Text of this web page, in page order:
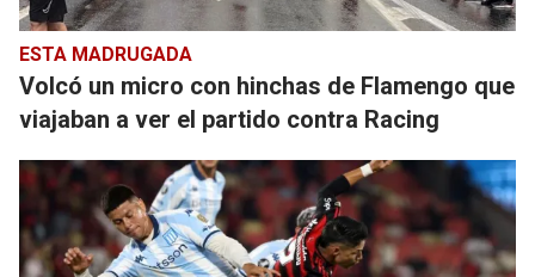
ESTA MADRUGADA
Volcó un micro con hinchas de Flamengo que
viajaban a ver el partido contra Racing